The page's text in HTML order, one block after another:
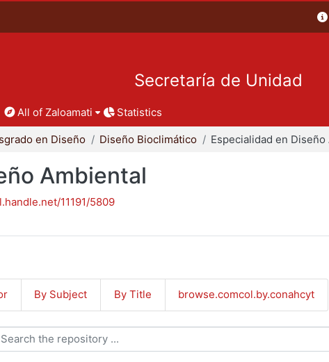
Secretaría de Unidad
All of Zaloamati Statistics
en Diseño Diseño Bioclimático
Ambiental
11191/5809
By Subject By Title browse.comcol.by.conahcyt